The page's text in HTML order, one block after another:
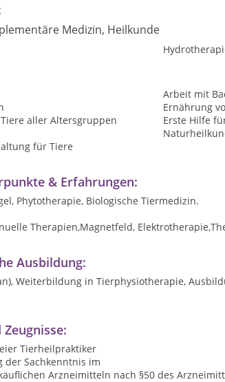
Medizin, Heilkunde
Arbeit mit
Ernährung
aller Altersgruppen
Erste Hilfe
für Tiere
& Erfahrungen:
Phytotherapie, Biologische Tiermedizin.
Therapien,Magnetfeld,
Ausbildung:
Weiterbildung in Tierphysiotherapie,
Tierheilpraktiker
der Sachkenntnis im
Arzneimitteln nach §50 des